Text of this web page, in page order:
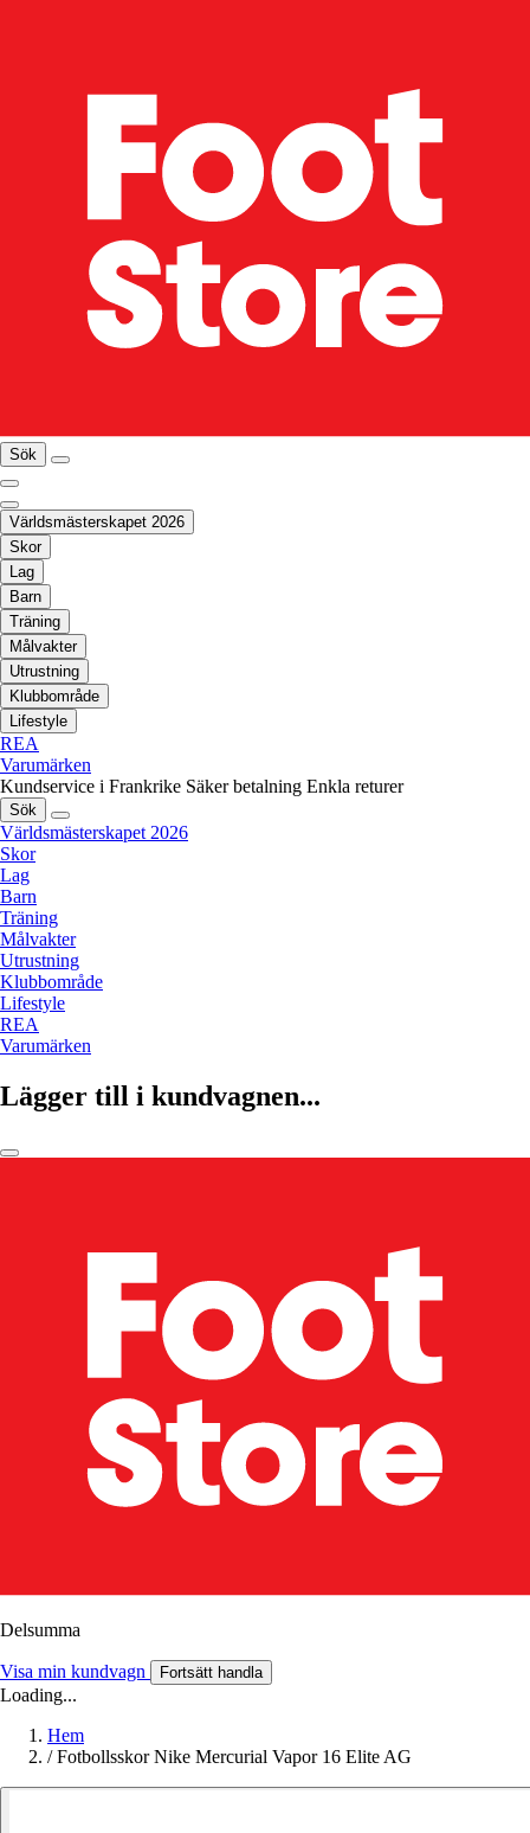
Sök
Världsmästerskapet 2026
Skor
Lag
Barn
Träning
Målvakter
Utrustning
Klubbområde
Lifestyle
REA
Varumärken
Kundservice i Frankrike Säker betalning Enkla returer
Sök
Världsmästerskapet 2026
Skor
Lag
Barn
Träning
Målvakter
Utrustning
Klubbområde
Lifestyle
REA
Varumärken
Lägger till i kundvagnen...
Delsumma
Visa min kundvagn Fortsätt handla
Loading...
Hem
/ Fotbollsskor Nike Mercurial Vapor 16 Elite AG